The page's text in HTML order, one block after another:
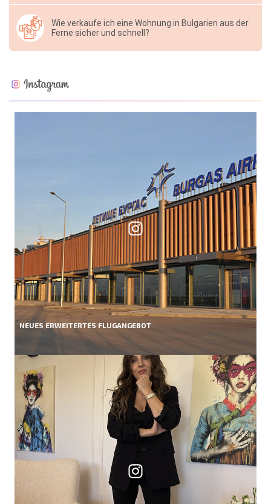
Wie verkaufe ich eine Wohnung in Bulgarien aus der
Ferne sicher und schnell?
NEUES ERWEITERTES FLUGANGEBOT